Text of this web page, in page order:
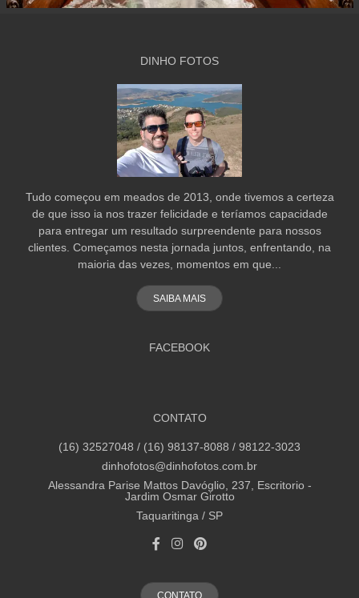
DINHO FOTOS
Tudo começou em meados de 2013, onde tivemos a certeza
de que isso ia nos trazer felicidade e teríamos capacidade
para entregar um resultado surpreendente para nossos
clientes. Começamos nesta jornada juntos, enfrentando, na
maioria das vezes, momentos em que...
SAIBA MAIS
FACEBOOK
CONTATO
(16) 32527048 / (16) 98137-8088 / 98122-3023
dinhofotos@dinhofotos.com.br
Alessandra Parise Mattos Davóglio, 237, Escritorio -
Jardim Osmar Girotto
Taquaritinga / SP
CONTATO